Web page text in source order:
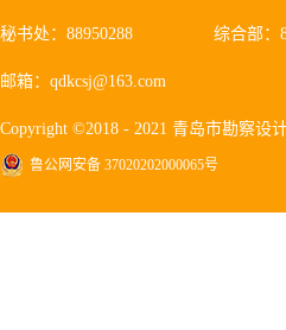
秘书处：88950288 综合部：
邮箱：qdkcsj@163.com
Copyright ©2018 - 2021 青岛市勘察设
鲁公网安备 37020202000065号